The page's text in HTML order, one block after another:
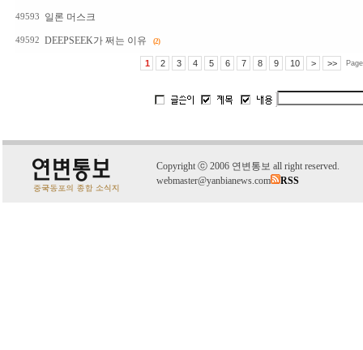
49593 일론 머스크
49592 DEEPSEEK가 쩌는 이유 (2)
1 2 3 4 5 6 7 8 9 10 > >>
Copyright ⓒ 2006 연변통보 all right reserved.
webmaster@yanbianews.com
RSS